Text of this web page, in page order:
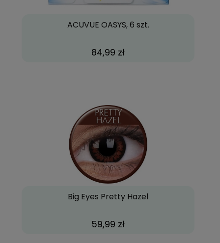
ACUVUE OASYS, 6 szt.
84,99 zł
Big Eyes Pretty Hazel
59,99 zł